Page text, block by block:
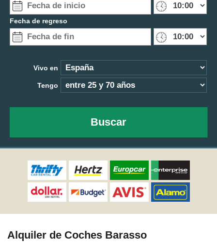
Fecha de regreso
Vivo en
Tengo
Buscar
Alquiler de Coches Barasso